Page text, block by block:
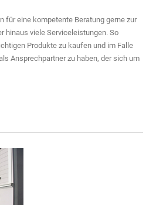
für eine kompetente Beratung gerne zur
hinaus viele Serviceleistungen. So
Produkte zu kaufen und im Falle
Ansprechpartner zu haben, der sich um